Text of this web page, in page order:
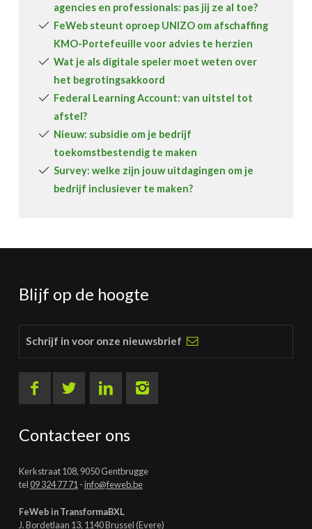
agencies en professionals: pas jij ze al toe?
FeWeb steunt oproep UNIZO om afschaffing
KMO-Portefeuille voor advies te herzien
Wat je als digitale speler moet weten over
het begrotingsakkoord
Federal Learning Account: van uitstel tot
afstel?
Nieuw: subsidie om je bedrijf
toekomstbestendig te maken
Survey: welke zijn jouw uitdagingen om je
bedrijf inclusiever te maken?
Blijf op de hoogte
Schrijf in voor onze nieuwsbrief
Contacteer ons
Kerkstraat 108, 9050 Gentbrugge
tel09 324 77 71-info@feweb.be
FeWeb in TransformaBXL
J. Bordetlaan 13, 1140 Brussel (Evere)